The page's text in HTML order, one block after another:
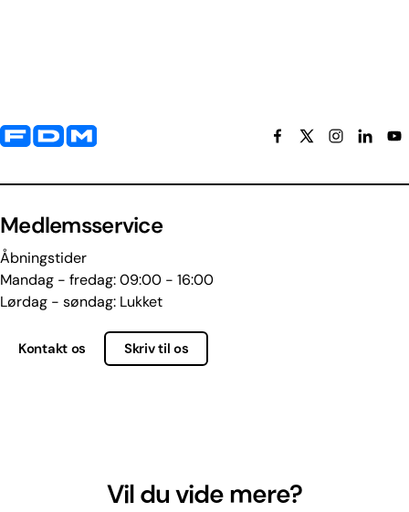
Yderligere information og kontaktoplysninger
Medlemsservice
Åbningstider
Mandag - fredag: 09:00 - 16:00
Lørdag - søndag: Lukket
Kontakt os Skriv til os
Vil du vide mere?